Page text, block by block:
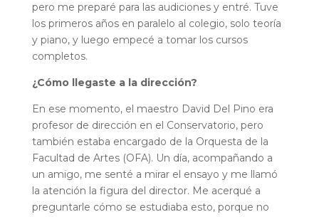
pero me preparé para las audiciones y entré. Tuve
los primeros años en paralelo al colegio, solo teoría
y piano, y luego empecé a tomar los cursos
completos.
¿Cómo llegaste a la dirección?
En ese momento, el maestro David Del Pino era
profesor de dirección en el Conservatorio, pero
también estaba encargado de la Orquesta de la
Facultad de Artes (OFA). Un día, acompañando a
un amigo, me senté a mirar el ensayo y me llamó
la atención la figura del director. Me acerqué a
preguntarle cómo se estudiaba esto, porque no